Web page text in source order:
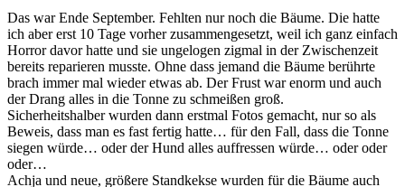
Das war Ende September. Fehlten nur noch die Bäume. Die hatte
ich aber erst 10 Tage vorher zusammengesetzt, weil ich ganz einfach
Horror davor hatte und sie ungelogen zigmal in der Zwischenzeit
bereits reparieren musste. Ohne dass jemand die Bäume berührte
brach immer mal wieder etwas ab. Der Frust war enorm und auch
der Drang alles in die Tonne zu schmeißen groß.
Sicherheitshalber wurden dann erstmal Fotos gemacht, nur so als
Beweis, dass man es fast fertig hatte… für den Fall, dass die Tonne
siegen würde… oder der Hund alles auffressen würde… oder oder
oder…
Achja und neue, größere Standkekse wurden für die Bäume auch